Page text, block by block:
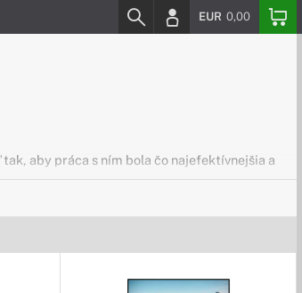
EUR 0,00
aby práca s ním bola čo najefektívnejšia a
problémov použiť nielen v domácnosti, ale